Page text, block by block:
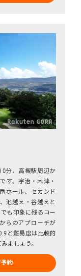
分、高槻駅周辺か
す。宇治・木津・
ホール、セカンド
池越え・谷越えと
も印象に残るコー
らのアプローチが
と難易度は比較的
ましょう。
約